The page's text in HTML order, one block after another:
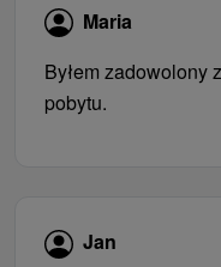
Maria
Byłem zadowolony
pobytu.
Jan